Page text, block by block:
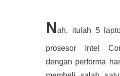
Nah, itulah 5
prosesor Intel
dengan performa